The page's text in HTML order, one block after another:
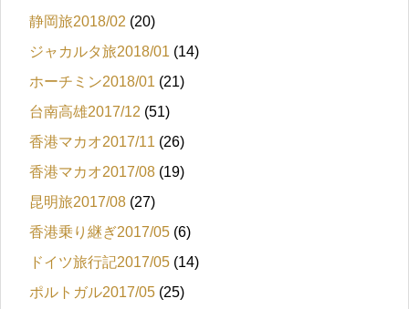
静岡旅2018/02 (20)
ジャカルタ旅2018/01 (14)
ホーチミン2018/01 (21)
台南高雄2017/12 (51)
香港マカオ2017/11 (26)
香港マカオ2017/08 (19)
昆明旅2017/08 (27)
香港乗り継ぎ2017/05 (6)
ドイツ旅行記2017/05 (14)
ポルトガル2017/05 (25)